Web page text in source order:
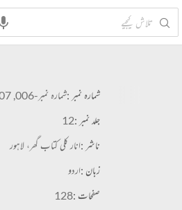
شمارہ نمبر :شمارہ نمبر-006, 007
جلد نمبر :12
ناشر :انار کلی کتاب گھر، لاہور
زبان :اردو
صفحات :128